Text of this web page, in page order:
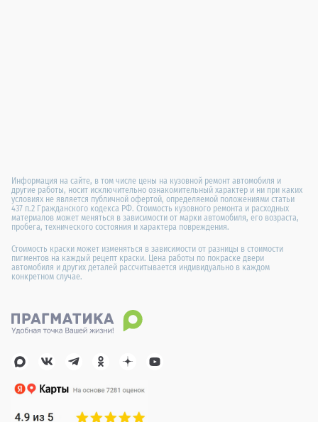
Информация на сайте, в том числе цены на кузовной ремонт автомобиля и
другие работы, носит исключительно ознакомительный характер и ни при каких
условиях не является публичной офертой, определяемой положениями статьи
437 п.2 Гражданского кодекса РФ. Стоимость кузовного ремонта и расходных
материалов может меняться в зависимости от марки автомобиля, его возраста,
пробега, технического состояния и характера повреждения.
Стоимость краски может изменяться в зависимости от разницы в стоимости
пигментов на каждый рецепт краски. Цена работы по покраске двери
автомобиля и других деталей рассчитывается индивидуально в каждом
конкретном случае.